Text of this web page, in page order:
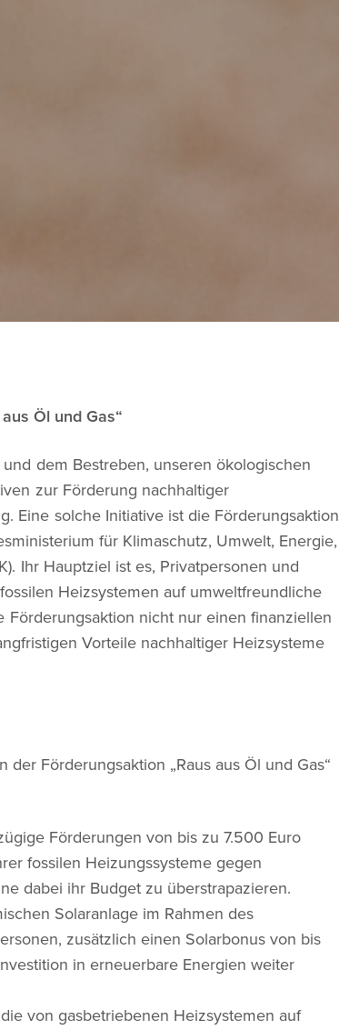
Öl und Gas“
dem Bestreben, unseren ökologischen
zur Förderung nachhaltiger
Eine solche Initiative ist die Förderungsaktion
für Klimaschutz, Umwelt, Energie,
Ihr Hauptziel ist es, Privatpersonen und
Heizsystemen auf umweltfreundliche
nicht nur einen finanziellen
Vorteile nachhaltiger Heizsysteme
Förderungsaktion „Raus aus Öl und Gas“
Förderungen von bis zu 7.500 Euro
fossilen Heizungssysteme gegen
dabei ihr Budget zu überstrapazieren.
Solaranlage im Rahmen des
zusätzlich einen Solarbonus von bis
in erneuerbare Energien weiter
von gasbetriebenen Heizsystemen auf